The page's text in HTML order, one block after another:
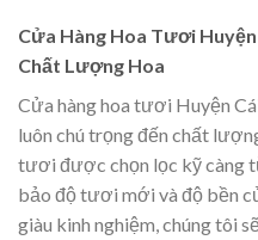
Cửa Hàng Hoa Tươi
Chất Lượng Hoa
Cửa hàng hoa tươi Huyện
luôn chú trọng đến chất
tươi được chọn lọc kỹ càng
bảo độ tươi mới và độ bền
giàu kinh nghiệm, chúng tôi